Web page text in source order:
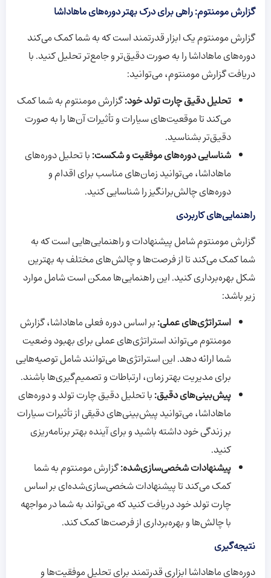
گزارش مومنتوم: راهی برای درک بهتر دوره‌های ماهاداشا
گزارش مومنتوم یک ابزار قدرتمند است که به شما کمک می‌کند
دوره‌های ماهاداشا را به صورت دقیق‌تر و جامع‌تر تحلیل کنید. با
دریافت گزارش مومنتوم، می‌توانید:
تحلیل دقیق چارت تولد خود:گزارش مومنتوم به شما کمک
می‌کند تا موقعیت‌های سیارات و تأثیرات آن‌ها را به صورت
دقیق‌تر بشناسید.
شناسایی دوره‌های موفقیت و شکست:با تحلیل دوره‌های
ماهاداشا، می‌توانید زمان‌های مناسب برای اقدام و
دوره‌های چالش‌برانگیز را شناسایی کنید.
راهنمایی‌های کاربردی
گزارش مومنتوم شامل پیشنهادات و راهنمایی‌هایی است که به
شما کمک می‌کند تا از فرصت‌ها و چالش‌های مختلف به بهترین
شکل بهره‌برداری کنید. این راهنمایی‌ها ممکن است شامل موارد
زیر باشد:
استراتژی‌های عملی:بر اساس دوره فعلی ماهاداشا، گزارش
مومنتوم می‌تواند استراتژی‌های عملی برای بهبود وضعیت
شما ارائه دهد. این استراتژی‌ها می‌توانند شامل توصیه‌هایی
برای مدیریت بهتر زمان، ارتباطات و تصمیم‌گیری‌ها باشند.
پیش‌بینی‌های دقیق:با تحلیل دقیق چارت تولد و دوره‌های
ماهاداشا، می‌توانید پیش‌بینی‌های دقیقی از تأثیرات سیارات
بر زندگی خود داشته باشید و برای آینده بهتر برنامه‌ریزی
کنید.
پیشنهادات شخصی‌سازی‌شده:گزارش مومنتوم به شما
کمک می‌کند تا پیشنهادات شخصی‌سازی‌شده‌ای بر اساس
چارت تولد خود دریافت کنید که می‌تواند به شما در مواجهه
با چالش‌ها و بهره‌برداری از فرصت‌ها کمک کند.
نتیجه‌گیری
دوره‌های ماهاداشا ابزاری قدرتمند برای تحلیل موفقیت‌ها و